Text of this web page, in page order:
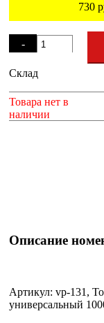
730
-
+
Склад
Товара нет в
наличии
Описание
Артикул: vp-131,
универсальный